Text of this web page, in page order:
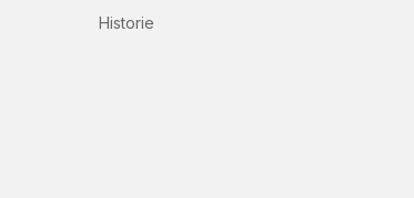
Historie